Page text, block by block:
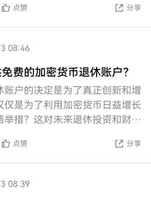
点赞 分享
08:46
费的加密货币退休账户？
户的决定是为了真正创新和增
是为了利用加密货币日益增长
措？这对未来退休投资和财务
点赞 分享
08:39